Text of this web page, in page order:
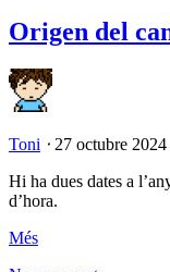
Origen del
Toni ⋅ 27 octubre 2024
Hi ha dues dates a
d’hora.
Més